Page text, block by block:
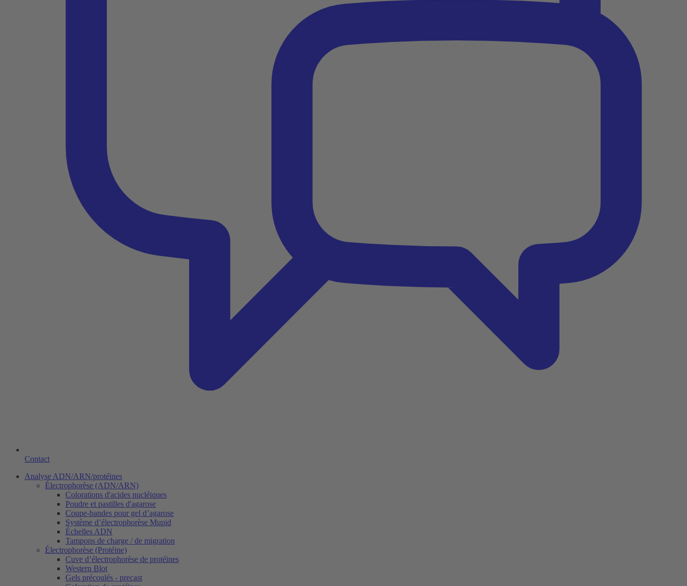
Contact
Analyse ADN/ARN/protéines
Électrophorèse (ADN/ARN)
Colorations d'acides nucléiques
Poudre et pastilles d'agarose
Coupe-bandes pour gel d’agarose
Système d’électrophorèse Mupid
Échelles ADN
Tampons de charge / de migration
Électrophorèse (Protéine)
Cuve d’électrophorèse de protéines
Western Blot
Gels précoulés - precast